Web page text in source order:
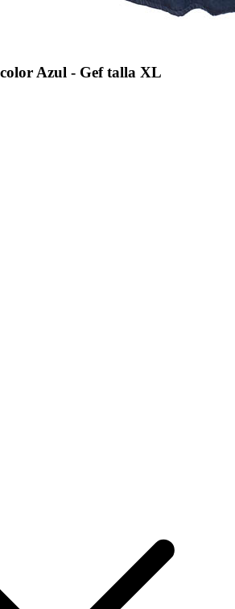
Azul - Gef talla XL